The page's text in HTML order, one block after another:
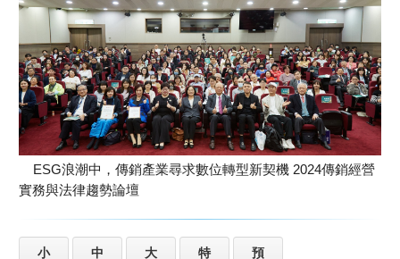
ESG浪潮中，傳銷產業尋求數位轉型新契機 2024傳銷經營
實務與法律趨勢論壇
小 中 大 特 預